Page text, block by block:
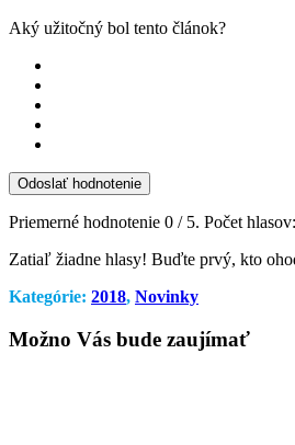
Aký užitočný bol tento článok?
Odoslať hodnotenie
Priemerné hodnotenie 0 / 5. Počet hlasov:
Zatiaľ žiadne hlasy! Buďte prvý, kto
Kategórie: 2018, Novinky
Možno Vás bude zaujímať